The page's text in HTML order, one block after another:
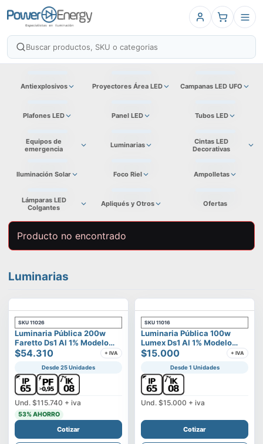
Antiexplosivos Proyectores Área LED Campanas LED UFO
Plafones LED Panel LED Tubos LED
Equipos de
emergencia
Luminarias
Cintas LED
Decorativas
Iluminación Solar Foco Riel Ampolletas
Lámparas LED
Colgantes
Apliqués y Otros Ofertas
Producto no encontrado
Luminarias
SKU 11026
Luminaria Pública 200w
Faretto Ds1 Al 1% Modelo
Calisto
$54.310 + IVA
Desde 25 Unidades
Und. $115.740 + iva
53% AHORRO
Cotizar
SKU 11016
Luminaria Pública 100w
Lumex Ds1 Al 1% Modelo
Vega
$15.000 + IVA
Desde 1 Unidades
Und. $15.000 + iva
Cotizar